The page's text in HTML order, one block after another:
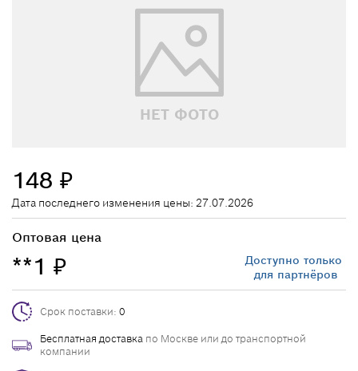
НЕТ ФОТО
148 ₽
Дата последнего изменения цены: 27.07.2026
Оптовая цена
**1 ₽
Доступно только
для партнёров
Срок поставки: 0
Бесплатная доставка по Москве или до транспортной
компании